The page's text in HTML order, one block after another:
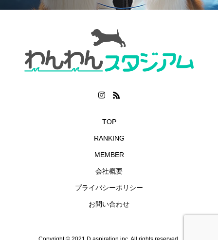
TOP
RANKING
MEMBER
会社概要
プライバシーポリシー
お問い合わせ